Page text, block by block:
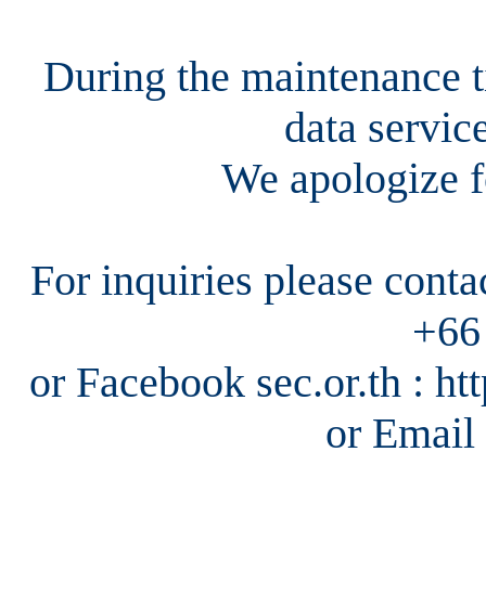
During the maintenance
data
We apologize
For inquiries please
or Facebook sec.or.th :
or Email